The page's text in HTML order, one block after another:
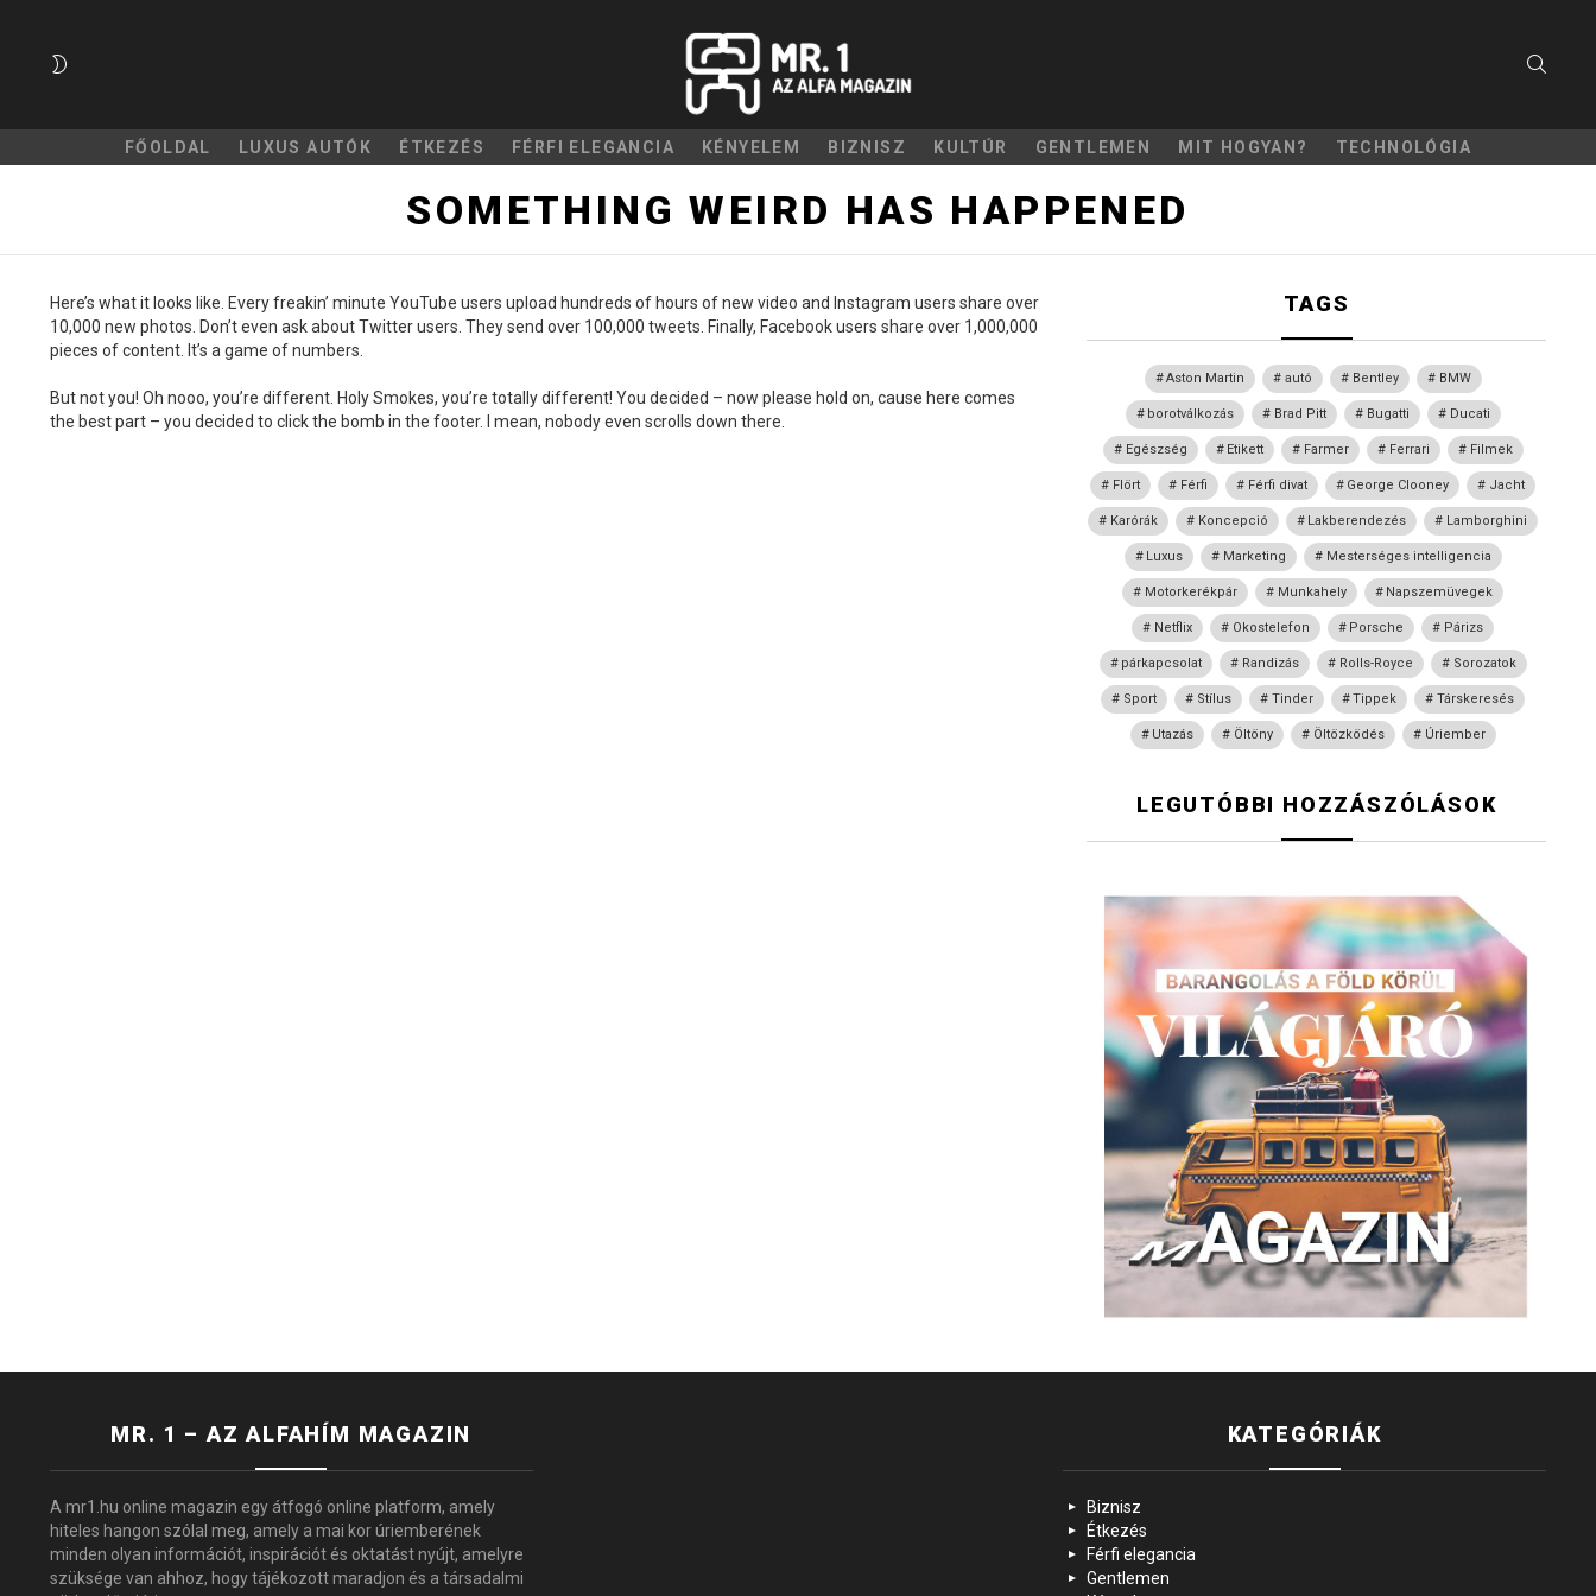
FŐOLDAL LUXUS AUTÓK ÉTKEZÉS FÉRFI ELEGANCIA KÉNYELEM BIZNISZ KULTÚR GENTLEMEN MIT HOGYAN? TECHNOLÓGIA
SOMETHING WEIRD HAS HAPPENED
Here’s what it looks like. Every freakin’ minute YouTube users upload hundreds of hours of new video and Instagram users share over
10,000 new photos. Don’t even ask about Twitter users. They send over 100,000 tweets. Finally, Facebook users share over 1,000,000
pieces of content. It’s a game of numbers.
But not you! Oh nooo, you’re different. Holy Smokes, you’re totally different! You decided – now please hold on, cause here comes
the best part – you decided to click the bomb in the footer. I mean, nobody even scrolls down there.
TAGS
Aston Martin autó Bentley BMW
borotválkozás Brad Pitt Bugatti Ducati
Egészség Etikett Farmer Ferrari Filmek
Flört Férfi Férfi divat George Clooney Jacht
Karórák Koncepció Lakberendezés Lamborghini
Luxus Marketing Mesterséges intelligencia
Motorkerékpár Munkahely Napszemüvegek
Netflix Okostelefon Porsche Párizs
párkapcsolat Randizás Rolls-Royce Sorozatok
Sport Stílus Tinder Tippek Társkeresés
Utazás Öltöny Öltözködés Úriember
LEGUTÓBBI HOZZÁSZÓLÁSOK
MR. 1 – AZ ALFAHÍM MAGAZIN
A mr1.hu online magazin egy átfogó online platform, amely
hiteles hangon szólal meg, amely a mai kor úriemberének
minden olyan információt, inspirációt és oktatást nyújt, amelyre
szüksége van ahhoz, hogy tájékozott maradjon és a társadalmi
KATEGÓRIÁK
Biznisz
Étkezés
Férfi elegancia
Gentlemen